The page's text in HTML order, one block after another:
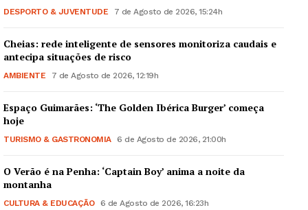
Guimarães, agora!
DESPORTO & JUVENTUDE 7 de Agosto de 2026, 15:24h
Cheias: rede inteligente de sensores monitoriza caudais e
antecipa situações de risco
AMBIENTE 7 de Agosto de 2026, 12:19h
Espaço Guimarães: ‘The Golden Ibérica Burger’ começa
hoje
TURISMO & GASTRONOMIA 6 de Agosto de 2026, 21:00h
O Verão é na Penha: ‘Captain Boy’ anima a noite da
montanha
CULTURA & EDUCAÇÃO 6 de Agosto de 2026, 16:23h